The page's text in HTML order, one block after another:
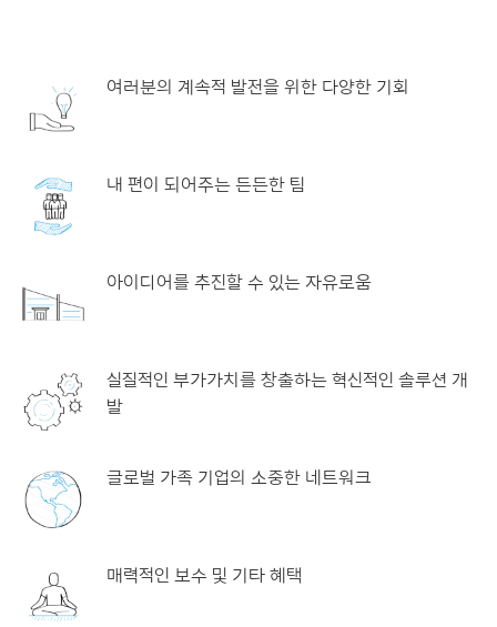
여러분의 계속적 발전을 위한 다양한 기회
내 편이 되어주는 든든한 팀
아이디어를 추진할 수 있는 자유로움
실질적인 부가가치를 창출하는 혁신적인 솔루션 개
발
글로벌 가족 기업의 소중한 네트워크
매력적인 보수 및 기타 혜택